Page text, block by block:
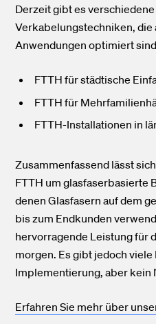
Derzeit gibt es
Verkabelungstechniken,
Anwendungen optimiert
FTTH für städtische
FTTH für
FTTH-Installationen in
Zusammenfassend lässt
FTTH um glasfaserbasierte
denen Glasfasern auf dem
bis zum Endkunden
hervorragende Leistung für
morgen. Es gibt jedoch
Implementierung, aber kein
Erfahren Sie mehr über